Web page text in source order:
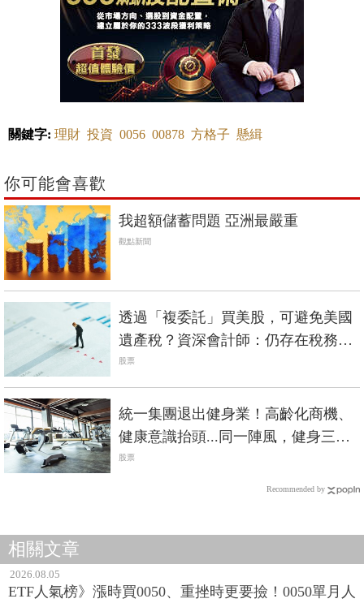
關鍵字: 理財 投資 0056 00878 方格子 懸緝
你可能會喜歡
我超額儲蓄問題 亞洲最嚴重
觀點新聞
透過「複委託」買美股，可避免美國
遺產稅？資深會計師：仍存在稅務風
險
股票
統一集團退出健身業！高齡化商機、
健康意識抬頭...同一陣風，健身三巨
頭命運大不同？
股票
Recommended by
相關文章
2026.08.05
ETF人氣榜》漲時買0050、重挫時更要撿！0050單月人